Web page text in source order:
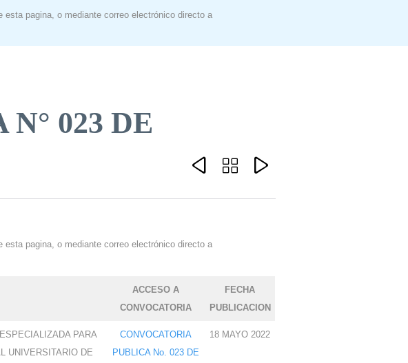
pagina, o mediante correo electrónico directo a
023 DE
  
pagina, o mediante correo electrónico directo a
ACCESO A
CONVOCATORIA
FECHA
PUBLICACION
PARA
UNIVERSITARIO DE
CONVOCATORIA
PUBLICA No. 023 DE
18 MAYO 2022